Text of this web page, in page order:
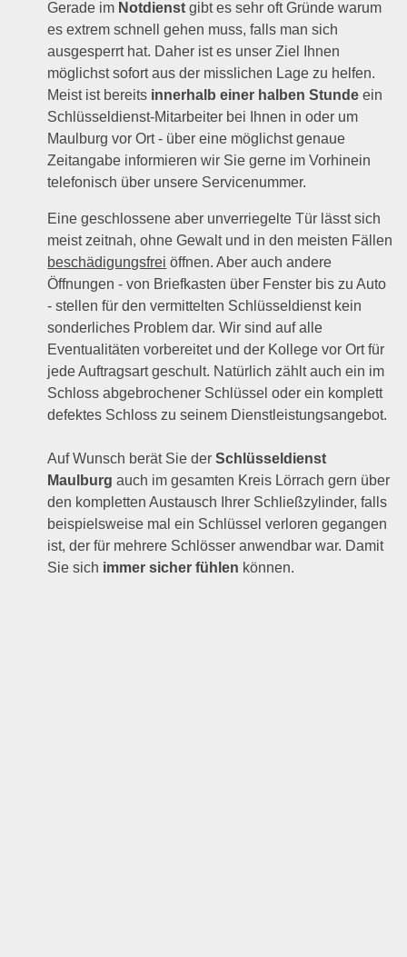
Gerade im Notdienst gibt es sehr oft Gründe warum
es extrem schnell gehen muss, falls man sich
ausgesperrt hat. Daher ist es unser Ziel Ihnen
möglichst sofort aus der misslichen Lage zu helfen.
Meist ist bereits innerhalb einer halben Stunde ein
Schlüsseldienst-Mitarbeiter bei Ihnen in oder um
Maulburg vor Ort - über eine möglichst genaue
Zeitangabe informieren wir Sie gerne im Vorhinein
telefonisch über unsere Servicenummer.
Eine geschlossene aber unverriegelte Tür lässt sich
meist zeitnah, ohne Gewalt und in den meisten Fällen
beschädigungsfrei öffnen. Aber auch andere
Öffnungen - von Briefkasten über Fenster bis zu Auto
- stellen für den vermittelten Schlüsseldienst kein
sonderliches Problem dar. Wir sind auf alle
Eventualitäten vorbereitet und der Kollege vor Ort für
jede Auftragsart geschult. Natürlich zählt auch ein im
Schloss abgebrochener Schlüssel oder ein komplett
defektes Schloss zu seinem Dienstleistungsangebot.
Auf Wunsch berät Sie derSchlüsseldienst
Maulburg auch im gesamten Kreis Lörrach gern über
den kompletten Austausch Ihrer Schließzylinder, falls
beispielsweise mal ein Schlüssel verloren gegangen
ist, der für mehrere Schlösser anwendbar war. Damit
Sie sich immer sicher fühlen können.